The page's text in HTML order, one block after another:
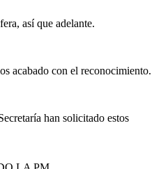
así que adelante.
acabado con el reconocimiento.
han solicitado estos